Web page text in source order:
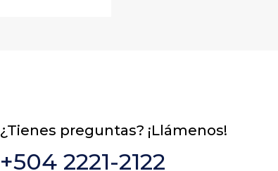
¿Tienes preguntas? ¡Llámenos!
+504 2221-2122